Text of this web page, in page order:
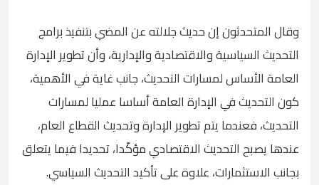
وقال المتحدثون إن حديث جلالته عن المضي بتنفيذ برامج
التحديث السياسية والاقتصادية والإدارية، وأن تطوير الإدارة
العامة الأساس لمسارات التحديث، جانب غاية في الأهمية،
كون التحديث في الإدارة العامة أساسا عمليا لمسارات
التحديث، فعندما يتم تطوير الإدارة وتحديث القطاع العام،
عندها يصبح التحديث الاقتصادي مؤكّدا، تحديدا فيما يتعلق
بجانب الاستثمارات، علاوة على تأكيد التحديث السياسي.